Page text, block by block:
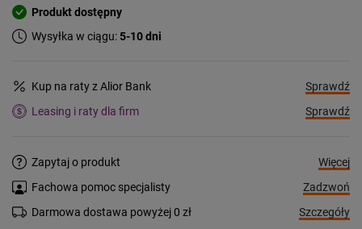
Produkt dostępny
Wysyłka w ciągu:5-10 dni
Kup na raty z Alior Bank
Sprawdź
Leasing i raty dla firm
Sprawdź
Zapytaj o produkt
Więcej
Fachowa pomoc specjalisty
Zadzwoń
Darmowa dostawa powyżej 0 zł
Szczegóły